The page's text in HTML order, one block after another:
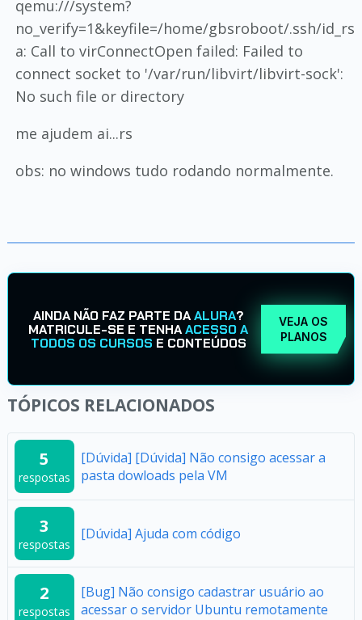
qemu:///system?
no_verify=1&keyfile=/home/gbsroboot/.ssh/id_rs
a: Call to virConnectOpen failed: Failed to
connect socket to '/var/run/libvirt/libvirt-sock':
No such file or directory
me ajudem ai...rs
obs: no windows tudo rodando normalmente.
AINDA NÃO FAZ PARTE DAALURA?
MATRICULE-SE E TENHAACESSO A
TODOS OS CURSOS E CONTEÚDOS
VEJA OS
PLANOS
TÓPICOS RELACIONADOS
5
respostas
[Dúvida] [Dúvida] Não consigo acessar a
pasta dowloads pela VM
3
respostas
[Dúvida] Ajuda com código
2
respostas
[Bug] Não consigo cadastrar usuário ao
acessar o servidor Ubuntu remotamente